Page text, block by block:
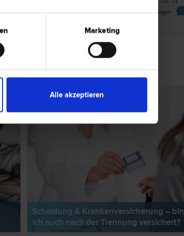
Marketing
Alle akzeptieren
0 Bewertungen
RECHTSNEWS
Scheidung & Krankenversicherung – bin
ich auch nach der Trennung versichert?